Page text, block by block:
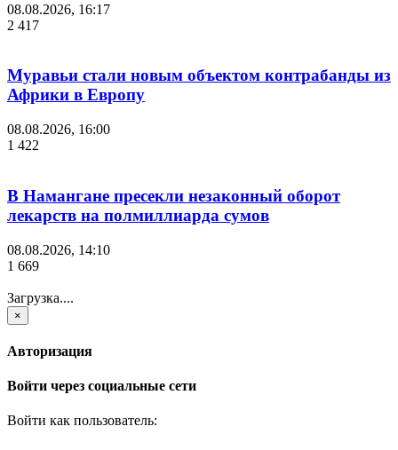
08.08.2026, 16:17
2 417
Муравьи стали новым объектом контрабанды из
Африки в Европу
08.08.2026, 16:00
1 422
В Намангане пресекли незаконный оборот
лекарств на полмиллиарда сумов
08.08.2026, 14:10
1 669
Загрузка....
×
Авторизация
Войти через социальные сети
Войти как пользователь: